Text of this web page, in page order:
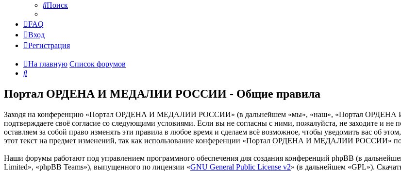
Поиск
FAQ
Вход
Регистрация
На главную Список форумов
Поиск
Портал ОРДЕНА И МЕДАЛИИ РОССИИ - Общие правила
Заходя на конференцию «Портал ОРДЕНА И МЕДАЛИИ РОССИИ» (в дальнейшем «мы», «наш», «Портал
подтверждаете своё согласие со следующими условиями. Если вы не согласны с ними, пожалуйста, не
оставляем за собой право изменять эти правила в любое время и сделаем всё возможное, чтобы уведомить вас об
этот текст на предмет изменений, так как использование конференции «Портал ОРДЕНА И МЕДАЛИИ РОССИИ»
Наши форумы работают под управлением программного обеспечения для создания конференций phpBB (в
Limited», «phpBB Teams»), выпущенного по лицензии «GNU General Public License v2» (в дальнейшем «GPL»).